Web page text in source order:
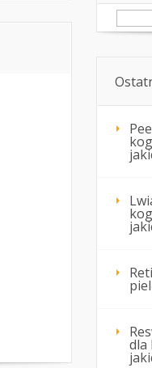
dla